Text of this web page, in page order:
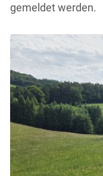
gemeldet werden.